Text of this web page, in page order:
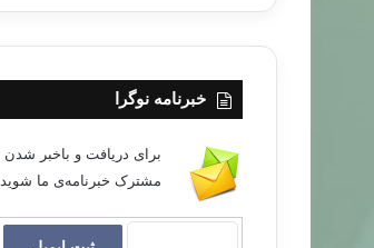
خبرنامه نوگرا
برای دریافت و باخبر
مشترک خبرنامه‌ی ما